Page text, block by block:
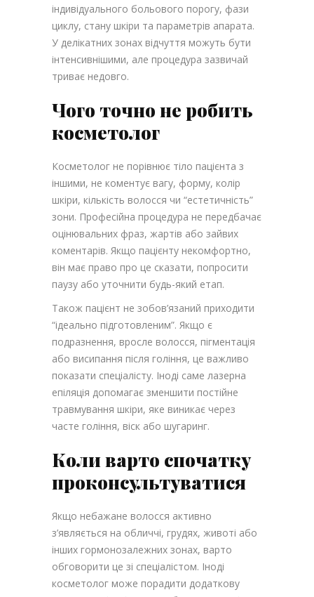
індивідуального больового порогу, фази
циклу, стану шкіри та параметрів апарата.
У делікатних зонах відчуття можуть бути
інтенсивнішими, але процедура зазвичай
триває недовго.
Чого точно не робить
косметолог
Косметолог не порівнює тіло пацієнта з
іншими, не коментує вагу, форму, колір
шкіри, кількість волосся чи “естетичність”
зони. Професійна процедура не передбачає
оцінювальних фраз, жартів або зайвих
коментарів. Якщо пацієнту некомфортно,
він має право про це сказати, попросити
паузу або уточнити будь-який етап.
Також пацієнт не зобов’язаний приходити
“ідеально підготовленим”. Якщо є
подразнення, вросле волосся, пігментація
або висипання після гоління, це важливо
показати спеціалісту. Іноді саме лазерна
епіляція допомагає зменшити постійне
травмування шкіри, яке виникає через
часте гоління, віск або шугаринг.
Коли варто спочатку
проконсультуватися
Якщо небажане волосся активно
з’являється на обличчі, грудях, животі або
інших гормонозалежних зонах, варто
обговорити це зі спеціалістом. Іноді
косметолог може порадити додаткову